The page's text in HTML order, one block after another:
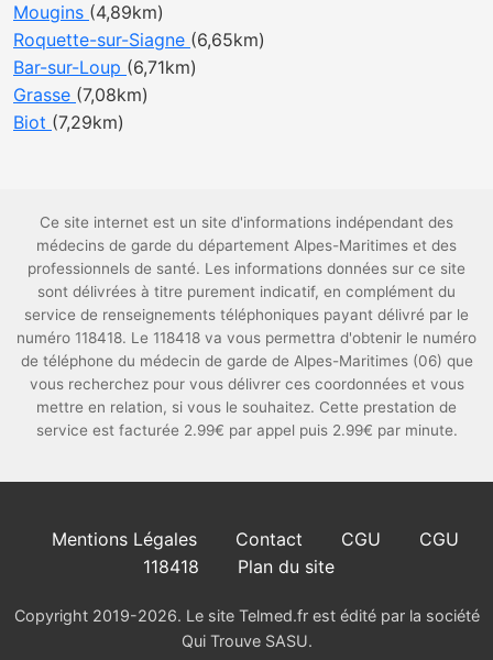
Mougins (4,89km)
Roquette-sur-Siagne (6,65km)
Bar-sur-Loup (6,71km)
Grasse (7,08km)
Biot (7,29km)
Ce site internet est un site d'informations indépendant des
médecins de garde du département Alpes-Maritimes et des
professionnels de santé. Les informations données sur ce site
sont délivrées à titre purement indicatif, en complément du
service de renseignements téléphoniques payant délivré par le
numéro 118418. Le 118418 va vous permettra d'obtenir le numéro
de téléphone du médecin de garde de Alpes-Maritimes (06) que
vous recherchez pour vous délivrer ces coordonnées et vous
mettre en relation, si vous le souhaitez. Cette prestation de
service est facturée 2.99€ par appel puis 2.99€ par minute.
Mentions Légales Contact CGU
CGU
118418
Plan du site
Copyright 2019-2026. Le site Telmed.fr est édité par la société
Qui Trouve SASU.